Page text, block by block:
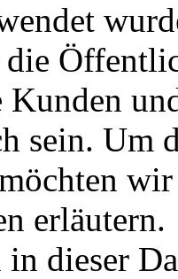
Kunden
sein. Um
erläutern.
dieser